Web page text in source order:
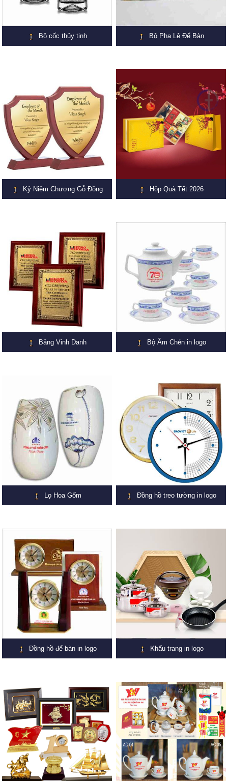
Bộ cốc thủy tinh Bộ Pha Lê Để Bàn
Kỷ Niệm Chương Gỗ Đồng Hộp Quà Tết 2026
Bảng Vinh Danh Bộ Ấm Chén in logo
Lọ Hoa Gốm Đồng hồ treo tường in logo
Đồng hồ để bàn in logo Khẩu trang in logo